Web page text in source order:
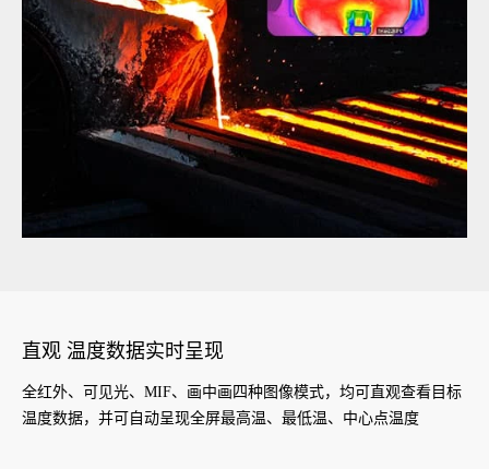
直观 温度数据实时呈现
全红外、可见光、MIF、画中画四种图像模式，均可直观查看目标
温度数据，并可自动呈现全屏最高温、最低温、中心点温度